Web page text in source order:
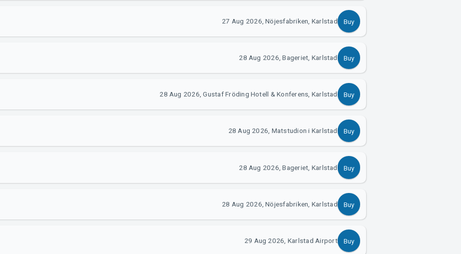
27 Aug 2026, Nöjesfabriken, Karlstad Buy
28 Aug 2026, Bageriet, Karlstad Buy
28 Aug 2026, Gustaf Fröding Hotell & Konferens, Karlstad Buy
28 Aug 2026, Matstudion i Karlstad Buy
28 Aug 2026, Bageriet, Karlstad Buy
28 Aug 2026, Nöjesfabriken, Karlstad Buy
29 Aug 2026, Karlstad Airport Buy